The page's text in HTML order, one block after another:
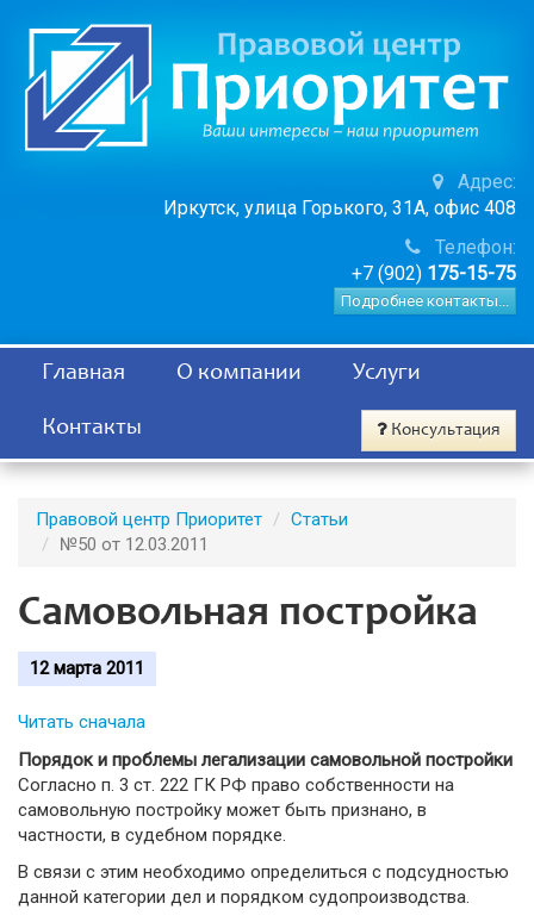
Адрес:
Иркутск, улица Горького, 31А, офис 408
Телефон:
+7 (902) 175-15-75
Подробнее контакты...
Главная О компании Услуги
Контакты Консультация
Правовой центр Приоритет
Статьи
№50 от 12.03.2011
Самовольная постройка
12 марта 2011
Читать сначала
Порядок и проблемы легализации самовольной постройки
Согласно п. 3 ст. 222 ГК РФ право собственности на
самовольную постройку может быть признано, в
частности, в судебном порядке.
В связи с этим необходимо определиться с подсудностью
данной категории дел и порядком судопроизводства.